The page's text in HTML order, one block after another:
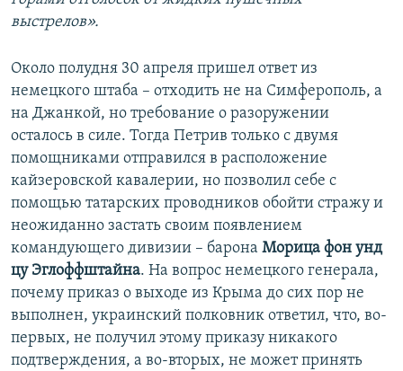
выстрелов».
Около полудня 30 апреля пришел ответ из
немецкого штаба – отходить не на Симферополь, а
на Джанкой, но требование о разоружении
осталось в силе. Тогда Петрив только с двумя
помощниками отправился в расположение
кайзеровской кавалерии, но позволил себе с
помощью татарских проводников обойти стражу и
неожиданно застать своим появлением
командующего дивизии – барона Морица фон унд
цу Эглоффштайна. На вопрос немецкого генерала,
почему приказ о выходе из Крыма до сих пор не
выполнен, украинский полковник ответил, что, во-
первых, не получил этому приказу никакого
подтверждения, а во-вторых, не может принять